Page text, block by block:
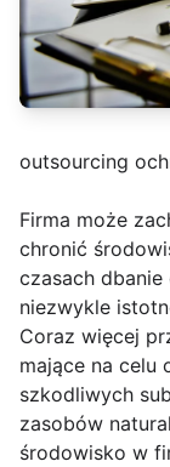
outsourcing
Firma może
chronić
czasach dbanie
niezwykle
Coraz więcej
mające na celu
szkodliwych
zasobów
środowisko w